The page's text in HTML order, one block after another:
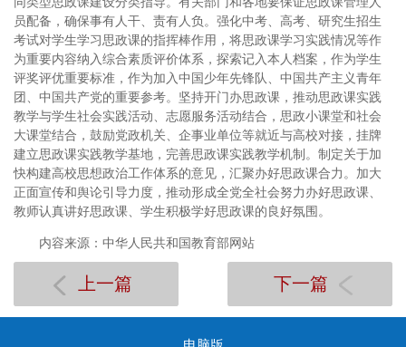
员配备，确保事有人干、责有人负。强化中考、高考、研究生招生
考试对学生学习思政课的指挥棒作用，将思政课学习实践情况等作
为重要内容纳入综合素质评价体系，探索记入本人档案，作为学生
评奖评优重要标准，作为加入中国少年先锋队、中国共产主义青年
团、中国共产党的重要参考。坚持开门办思政课，推动思政课实践
教学与学生社会实践活动、志愿服务活动结合，思政小课堂和社会
大课堂结合，鼓励党政机关、企事业单位等就近与高校对接，挂牌
建立思政课实践教学基地，完善思政课实践教学机制。制定关于加
快构建高校思想政治工作体系的意见，汇聚办好思政课合力。加大
正面宣传和舆论引导力度，推动形成全党全社会努力办好思政课、
教师认真讲好思政课、学生积极学好思政课的良好氛围。
内容来源：中华人民共和国教育部网站
上一篇 下一篇